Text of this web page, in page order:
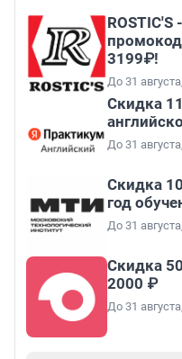
ROSTIC'S
3199₽!
До 31
Скидка
До 31
Скидка
год
До 31
Скидка
2000 ₽
До 31